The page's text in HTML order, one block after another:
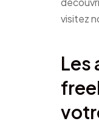
visitez
Les